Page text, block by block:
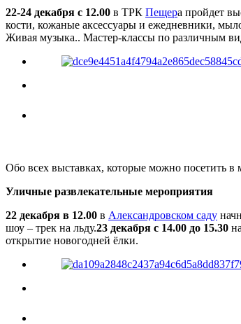
22-24 декабря с 12.00 в ТРК Пещера пройдет
кости, кожаные аксессуары и ежедневники,
Живая музыка.. Мастер-классы по различным
Обо всех выставках, которые можно посетить в
Уличные развлекательные мероприятия
22 декабря в 12.00 в Александровском саду
шоу – трек на льду.23 декабря с 14.00 до 15.30
открытие новогодней ёлки.